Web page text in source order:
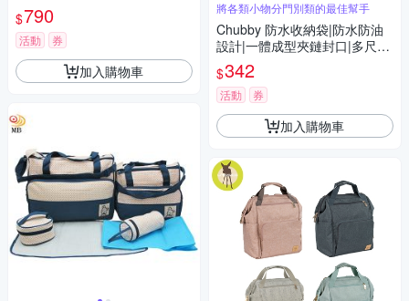
色任選)
$790
活動 券
加入購物車
將各類小物分門別類的最佳幫手
Chubby 防水收納袋|防水防油
設計|一體成型夾鏈封口|多尺寸
選擇|易清潔、耐用|外出好幫手
$342
活動 券
加入購物車